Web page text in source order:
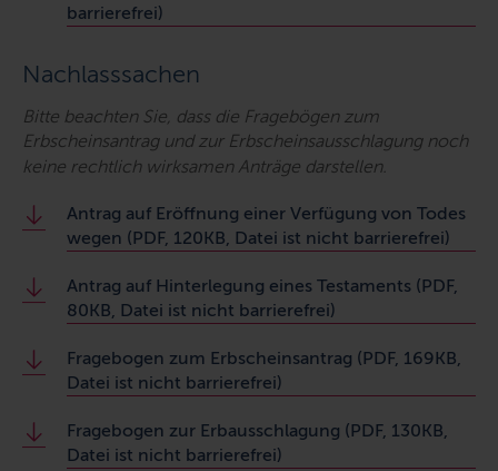
barrierefrei)
Nachlasssachen
Bitte beachten Sie, dass die Fragebögen zum
Erbscheinsantrag und zur Erbscheinsausschlagung noch
keine rechtlich wirksamen Anträge darstellen.
Antrag auf Eröffnung einer Verfügung von Todes
wegen (PDF, 120KB, Datei ist nicht barrierefrei)
Antrag auf Hinterlegung eines Testaments (PDF,
80KB, Datei ist nicht barrierefrei)
Fragebogen zum Erbscheinsantrag (PDF, 169KB,
Datei ist nicht barrierefrei)
Fragebogen zur Erbausschlagung (PDF, 130KB,
Datei ist nicht barrierefrei)